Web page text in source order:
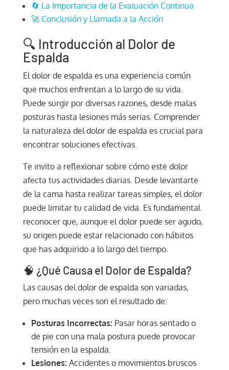
🔄 La Importancia de la Evaluación Continua
🚀 Conclusión y Llamada a la Acción
🔍 Introducción al Dolor de
Espalda
El dolor de espalda es una experiencia común
que muchos enfrentan a lo largo de su vida.
Puede surgir por diversas razones, desde malas
posturas hasta lesiones más serias. Comprender
la naturaleza del dolor de espalda es crucial para
encontrar soluciones efectivas.
Te invito a reflexionar sobre cómo este dolor
afecta tus actividades diarias. Desde levantarte
de la cama hasta realizar tareas simples, el dolor
puede limitar tu calidad de vida. Es fundamental
reconocer que, aunque el dolor puede ser agudo,
su origen puede estar relacionado con hábitos
que has adquirido a lo largo del tiempo.
🧠 ¿Qué Causa el Dolor de Espalda?
Las causas del dolor de espalda son variadas,
pero muchas veces son el resultado de:
Posturas Incorrectas: Pasar horas sentado o
de pie con una mala postura puede provocar
tensión en la espalda.
Lesiones: Accidentes o movimientos bruscos